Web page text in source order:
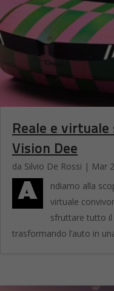
Reale e
Vision Dee
da Silvio De Rossi | Mar
A
ndiamo alla
virtuale
sfruttare tutto il
trasformando l’auto in